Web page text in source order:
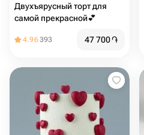
Двухъярусный торт для
самой прекрасной💕
4.96393 47 700֏